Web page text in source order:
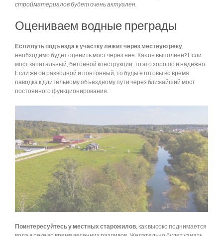
стройматериалов будет очень актуален.
Оцениваем водные преграды
Если путь подъезда к участку лежит через местную реку,
необходимо будет оценить мост через нее. Как он выполнен? Если
мост капитальный, бетонной конструкции, то это хорошо и надежно.
Если же он разводной и понтонный, то будьте готовы во время
паводка к длительному объездному пути через ближайший мост
постоянного функционирования.
Поинтересуйтесь у местных старожилов , как высоко поднимается